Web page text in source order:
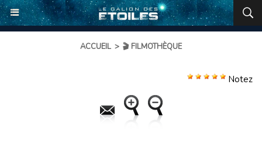
ACCUEIL > 🎬 FILMOTHÈQUE
Notez